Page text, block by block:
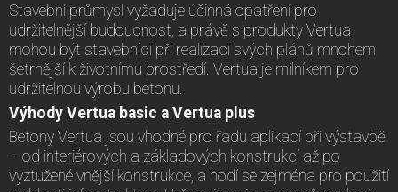
Stavební průmysl vyžaduje účinná opatření pro
udržitelnější budoucnost, a právě s produkty Vertua
mohou být stavebníci při realizaci svých plánů mnohem
šetrnější k životnímu prostředí. Vertua je milníkem pro
udržitelnou výrobu betonu.
Výhody Vertua basic a Vertua plus
Betony Vertua jsou vhodné pro řadu aplikací při výstavbě
–⁠ od interiérových a základových konstrukcí až po
vyztužené vnější konstrukce, a hodí se zejména pro použití